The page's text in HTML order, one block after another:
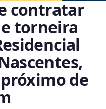
contratar
torneira
próximo de